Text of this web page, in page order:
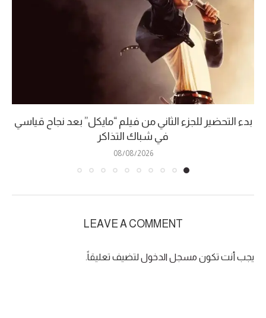
بدء التحضير للجزء الثاني من فيلم “مايكل” بعد نجاح قياسي
في شباك التذاكر
08/08/2026
LEAVE A COMMENT
يجب أنت تكون مسجل الدخول لتضيف تعليقاً.